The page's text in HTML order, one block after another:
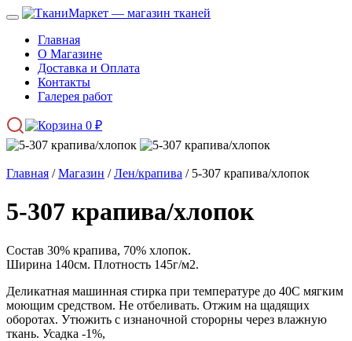
Главная
О Магазине
Доставка и Оплата
Контакты
Галерея работ
0 ₽
Главная /Магазин /Лен/крапива / 5-307 крапива/хлопок
5-307 крапива/хлопок
Состав 30% крапива, 70% хлопок.
Ширина 140см. Плотность 145г/м2.
Деликатная машинная стирка при температуре до 40С мягким
моющим средством. Не отбеливать. Отжим на щадящих
оборотах. Утюжить с изнаночной сторорны через влажную
ткань. Усадка -1%,